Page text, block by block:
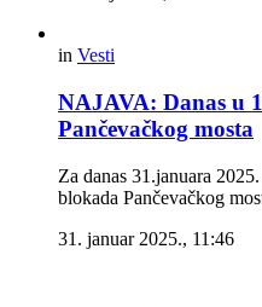
in Vesti
NAJAVA: Danas u
Pančevačkog mosta
Za danas 31.januara
blokada Pančevačkog
31. januar 2025., 11:46